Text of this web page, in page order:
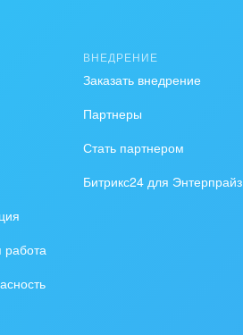
ремонт и
работа
ВНЕДРЕНИЕ
Заказать внедрение
Партнеры
Стать партнером
Битрикс24 для Энтерпрайз